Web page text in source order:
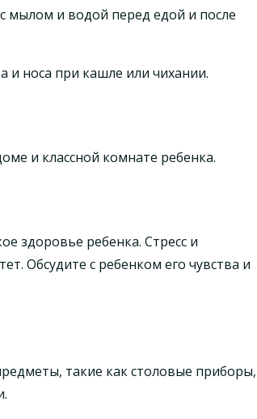
мылом и водой перед едой и после
и носа при кашле или чихании.
и классной комнате ребенка.
здоровье ребенка. Стресс и
Обсудите с ребенком его чувства и
такие как столовые приборы,